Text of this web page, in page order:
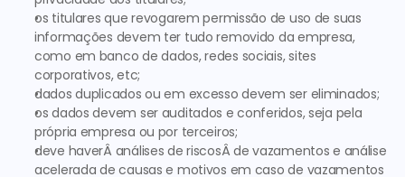
os titulares que revogarem permissão de uso de suas
informações devem ter tudo removido da empresa,
como em banco de dados, redes sociais, sites
corporativos, etc;
dados duplicados ou em excesso devem ser eliminados;
os dados devem ser auditados e conferidos, seja pela
própria empresa ou por terceiros;
deve haverÂ análises de riscosÂ de vazamentos e análise
acelerada de causas e motivos em caso de vazamentos